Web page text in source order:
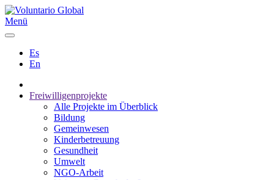
Menü
Es
En
Freiwilligenprojekte
Alle Projekte im Überblick
Bildung
Gemeinwesen
Kinderbetreuung
Gesundheit
Umwelt
NGO-Arbeit